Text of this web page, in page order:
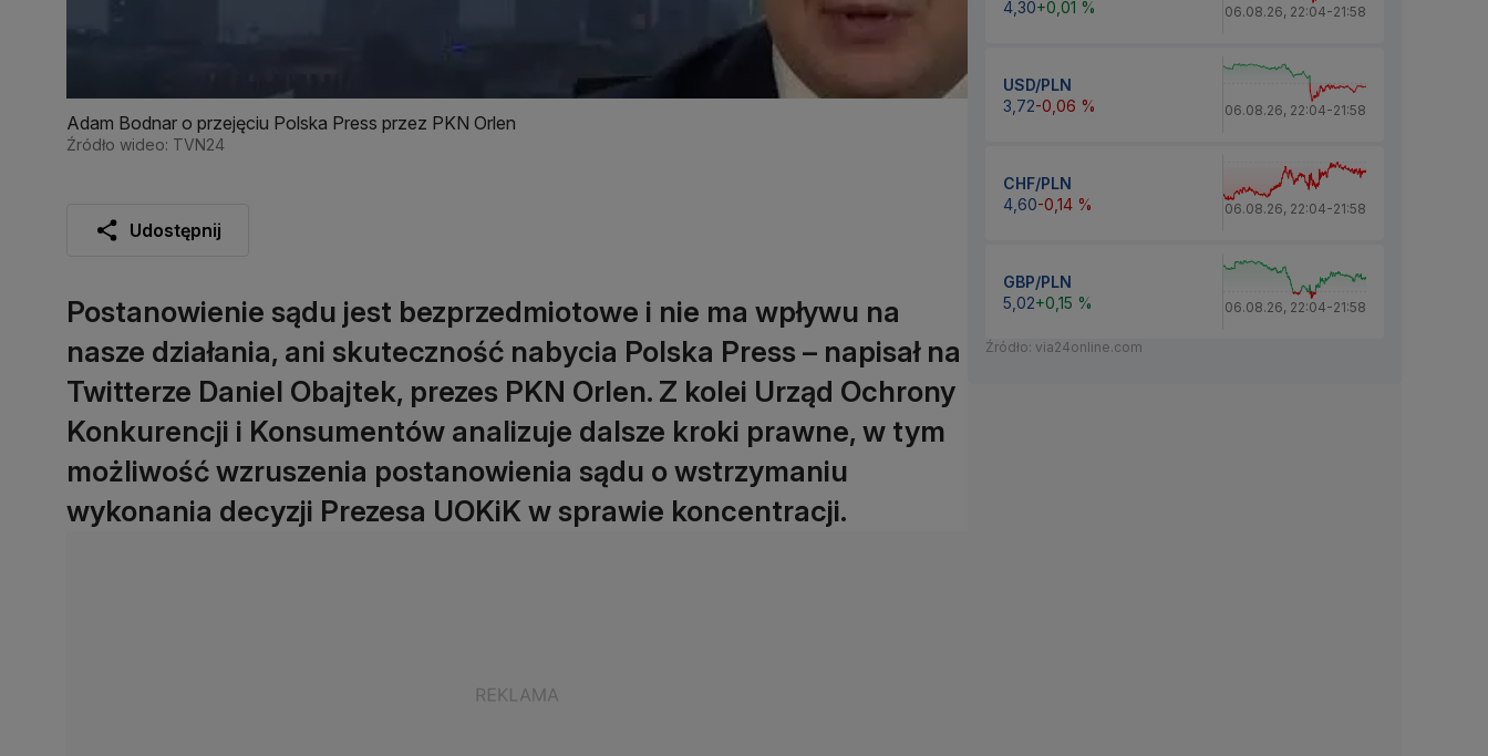
Adam Bodnar o przejęciu Polska Press przez PKN Orlen
Źródło wideo: TVN24
Udostępnij
Postanowienie sądu jest bezprzedmiotowe i nie ma wpływu na
nasze działania, ani skuteczność nabycia Polska Press – napisał na
Twitterze Daniel Obajtek, prezes PKN Orlen. Z kolei Urząd Ochrony
Konkurencji i Konsumentów analizuje dalsze kroki prawne, w tym
możliwość wzruszenia postanowienia sądu o wstrzymaniu
wykonania decyzji Prezesa UOKiK w sprawie koncentracji.
4,30+0,01 % 06.08.26, 22:04-21:58
USD/PLN
3,72-0,06 % 06.08.26, 22:04-21:58
CHF/PLN
4,60-0,14 % 06.08.26, 22:04-21:58
GBP/PLN
5,02+0,15 % 06.08.26, 22:04-21:58
Źródło: via24online.com